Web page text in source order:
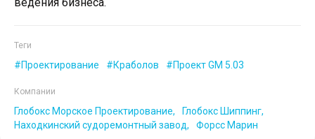
Теги
Проектирование Краболов Проект GM 5.03
Компании
Глобокс Морское Проектирование
Глобокс Шиппинг
Находкинский судоремонтный завод
Форсс Марин